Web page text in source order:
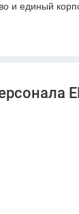
и единый